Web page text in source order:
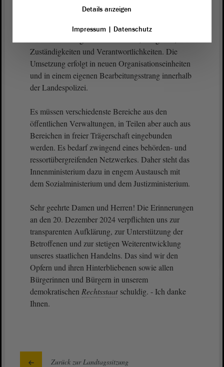
Grundsatz „Erkennen, Bewerten, Handeln“. Sie
definiert eine landeseinheitliche Risikobewertung
Zuständigkeiten und Verantwortlichkeiten. Die
Umsetzung erfolgt in neuen Organisationseinheiten
und in einem eigenen Bearbeitungsstrang innerhalb
der Landespolizei.
Es müssen verschiedenste Bereiche aus den
öffentlichen Verwaltungen, in Teilen aber auch aus
Bereichen in freier Trägerschaft eingebunden
werden. Es bedarf zwingend eines behörden- und
ressortübergreifenden Netzwerkes. Daher steht das
Innenministerium dazu in engem Austausch mit
dem Sozialministerium und dem Justizministerium.
Sehr geehrte Damen und Herren! Die Erinnerungen
an den 20. Dezember 2024 verpflichten uns zur
transparenten Aufklärung, zur Unterstützung der
Betroffenen und zur stetigen Weiterentwicklung
unseres staatlichen Handelns. Das sind wir den
Opfern und ihren Hinterbliebenen sowie allen
Bürgerinnen und Bürgern in unserem
demokratischen Rechtsstaat schuldig. - Ich danke
Ihnen.
Zurück zur Landtagssitzung
Details anzeigen
Impressum| Datenschutz